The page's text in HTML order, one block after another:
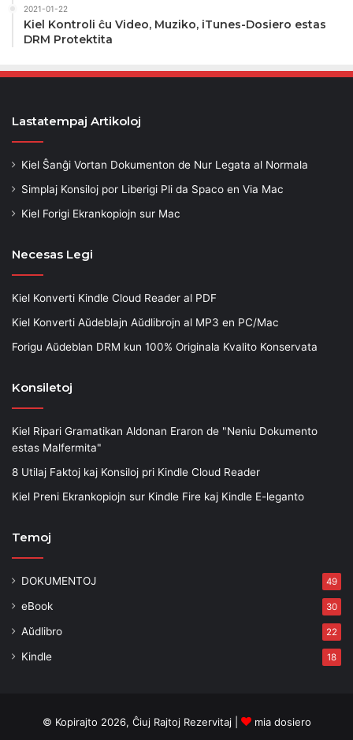
2021-01-22
Kiel Kontroli ĉu Video, Muziko, iTunes-Dosiero estas
DRM Protektita
Lastatempaj Artikoloj
Kiel Ŝanĝi Vortan Dokumenton de Nur Legata al Normala
Simplaj Konsiloj por Liberigi Pli da Spaco en Via Mac
Kiel Forigi Ekrankopiojn sur Mac
Necesas Legi
Kiel Konverti Kindle Cloud Reader al PDF
Kiel Konverti Aŭdeblajn Aŭdlibrojn al MP3 en PC/Mac
Forigu Aŭdeblan DRM kun 100% Originala Kvalito Konservata
Konsiletoj
Kiel Ripari Gramatikan Aldonan Eraron de "Neniu Dokumento
estas Malfermita"
8 Utilaj Faktoj kaj Konsiloj pri Kindle Cloud Reader
Kiel Preni Ekrankopiojn sur Kindle Fire kaj Kindle E-leganto
Temoj
DOKUMENTOJ 49
eBook 30
Aŭdlibro 22
Kindle 18
© Kopirajto 2026, Ĉiuj Rajtoj Rezervitaj | mia dosiero